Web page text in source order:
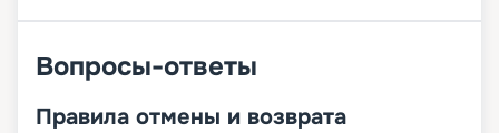
пассажиров высотой в 11 палуб;
корме;
накрытый светодиодным куполом;
Вопросы-ответы
Правила отмены и возврата